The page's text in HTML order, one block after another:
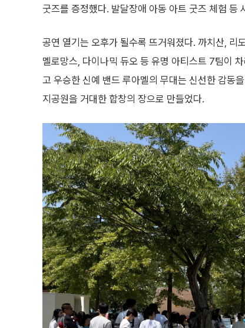
굿즈를 증정했다. 발달장애 아동 아트 굿즈 체험 등
공연 열기는 오후가 될수록 뜨거워졌다. 까치산, 리
멜로망스, 다이나믹 듀오 등 유명 아티스트 7팀이
고 우승한 신예 밴드 루아멜의 무대는 신선한 감동
지공원을 거대한 합창의 장으로 만들었다.